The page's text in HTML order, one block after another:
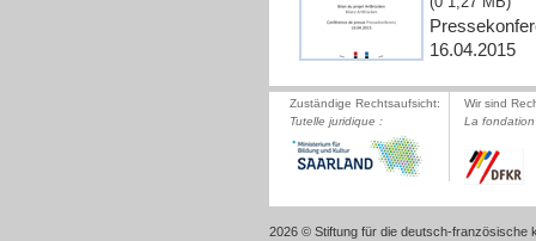
16.04.2015
Zuständige Rechtsaufsicht:
Tutelle juridique :
Wir sind
La
2026 © Stiftung für die deutsch-französische